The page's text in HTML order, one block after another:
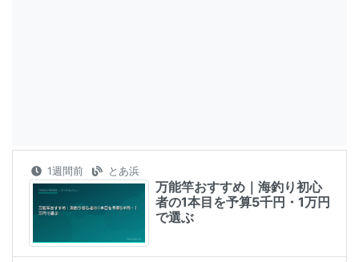
1週間前 とあ浜
万能竿おすすめ｜海釣り初心
者の1本目を予算5千円・1万円
で選ぶ